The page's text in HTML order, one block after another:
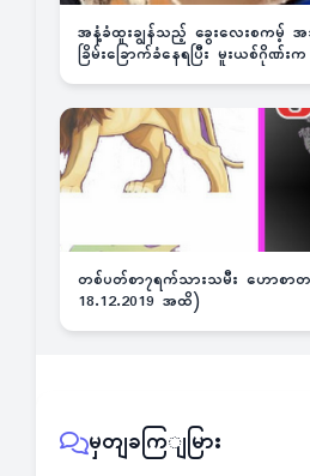
အနံ့ခံထူးချွန်သည့် ခွေးလေးစကမ့်
ခြိမ်းခြောက်ခံနေရပြီး မူးယစ်ဂိုဏ်
တစ်ပတ်စာ၇ရက်သားသမီး ဟောစာတ
18.12.2019 အထိ)
မှတျခကြျမြား